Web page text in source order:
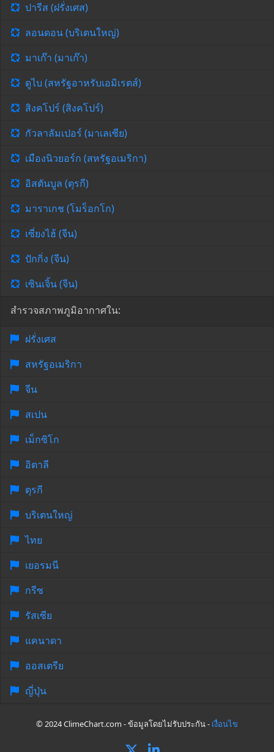
ปารีส (ฝรั่งเศส)
ลอนดอน (บริเตนใหญ่)
มาเก๊า (มาเก๊า)
ดูไบ (สหรัฐอาหรับเอมิเรตส์)
สิงคโปร์ (สิงคโปร์)
กัวลาลัมเปอร์ (มาเลเซีย)
เมืองนิวยอร์ก (สหรัฐอเมริกา)
อิสตันบูล (ตุรกี)
มาราเกช (โมร็อกโก)
เซี่ยงไฮ้ (จีน)
ปักกิ่ง (จีน)
เซินเจิ้น (จีน)
สำรวจสภาพภูมิอากาศใน:
ฝรั่งเศส
สหรัฐอเมริกา
จีน
สเปน
เม็กซิโก
อิตาลี
ตุรกี
บริเตนใหญ่
ไทย
เยอรมนี
กรีซ
รัสเซีย
แคนาดา
ออสเตรีย
ญี่ปุ่น
© 2024 ClimeChart.com - ข้อมูลโดยไม่รับประกัน - เงื่อนไข